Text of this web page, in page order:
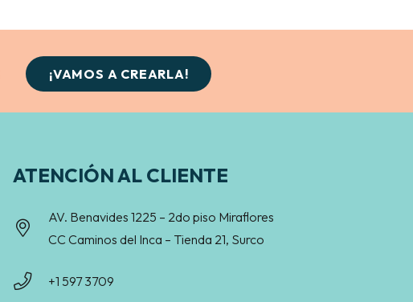
¡VAMOS A CREARLA!
ATENCIÓN AL CLIENTE
AV. Benavides 1225 – 2do piso Miraflores
CC Caminos del Inca – Tienda 21, Surco
+1 597 3709